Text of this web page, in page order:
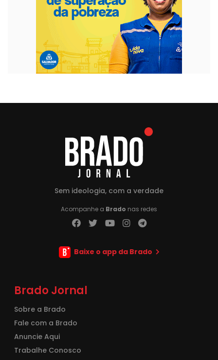
Sem ideologia, com a verdade
Acompanhe a Brado nas redes
Baixe o app da Brado
Brado Jornal
Sobre a Brado
Fale com a Brado
Anuncie Aqui
Trabalhe Conosco